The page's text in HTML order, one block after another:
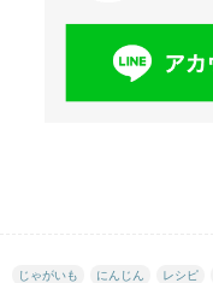
じゃがいも にんじん レシピ